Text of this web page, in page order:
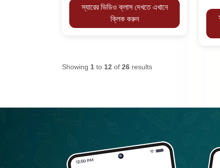
স্যারের ভিডিও ক্লাস দেখতে এখানে
ক্লিক করুন
Showing 1 to 12 of 26 results